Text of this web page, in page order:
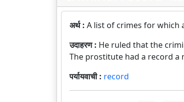
अर्थ : A list of crimes for which
उदाहरण : He ruled that the
The prostitute had a record a
पर्यायवाची : record